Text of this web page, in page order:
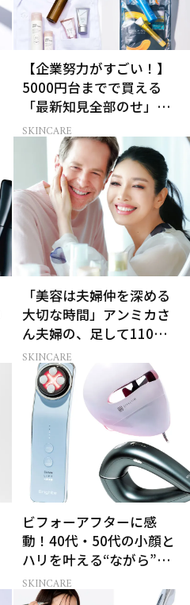
【企業努力がすごい！】
5000円台までで買える
「最新知見全部のせ」ス
キンケア名品34選
SKINCARE
「美容は夫婦仲を深める
大切な時間」アンミカさ
ん夫婦の、足して110歳で
も”今の方が上向き肌”な
理由
SKINCARE
ビフォーアフターに感
動！40代・50代の小顔と
ハリを叶える“ながら”美
顔器3選
SKINCARE